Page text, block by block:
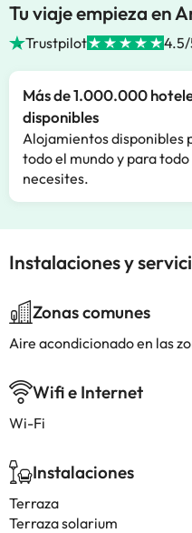
Tu viaje empieza en
Trustpilot 4.5/
Más de 1.000.000
disponibles
Alojamientos disponibles
todo el mundo y para todo
necesites.
Instalaciones y
Zonas comunes
Aire acondicionado en las
Wifi e Internet
Wi-Fi
Instalaciones
Terraza
Terraza solarium